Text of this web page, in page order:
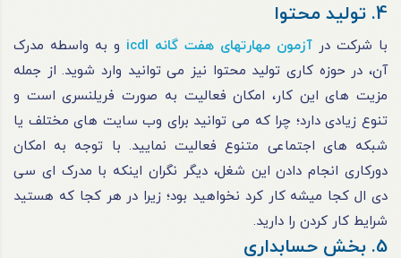
4. تولید محتوا
با شرکت در آزمون مهارتهای هفت گانه icdl
و به واسطه مدرک
آن، در حوزه کاری تولید محتوا نیز می توانید وارد شوید. از جمله
مزیت های این کار، امکان فعالیت به صورت فریلنسری است و
تنوع زیادی دارد؛ چرا که می توانید برای وب سایت های مختلف یا
شبکه های اجتماعی متنوع فعالیت نمایید. با توجه به امکان
دورکاری انجام دادن این شغل، دیگر نگران اینکه با مدرک ای سی
دی ال کجا میشه کار کرد نخواهید بود؛ زیرا در هر کجا که هستید
شرایط کار کردن را دارید.
5. بخش حسابداری